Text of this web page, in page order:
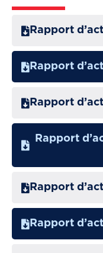
Rapport
Rapport
Rapport
Rapport
Rapport
Rapport